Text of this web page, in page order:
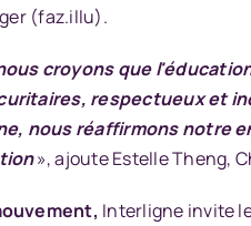
(faz.illu).
croyons que
respectueux et
nous réaffirmons notre
», ajoute Estelle Theng,
Interligne invite